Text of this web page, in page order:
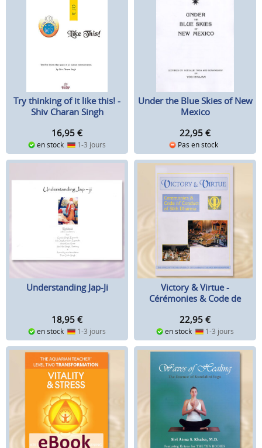
Try thinking of it like this! -
Shiv Charan Singh
16,95 €
en stock 1-3 jours
Under the Blue Skies of New
Mexico
22,95 €
Pas en stock
Understanding Jap-Ji
18,95 €
en stock 1-3 jours
Victory & Virtue -
Cérémonies & Code de
22,95 €
en stock 1-3 jours